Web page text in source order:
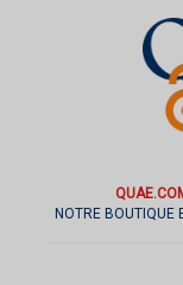
NOTRE BOUTIQUE